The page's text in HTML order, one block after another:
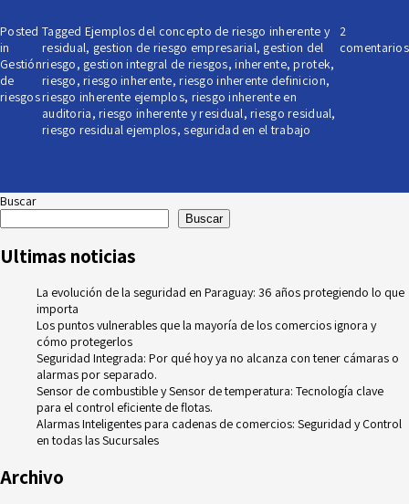
Posted
in
Gestión
de
riesgos
Tagged Ejemplos del concepto de riesgo inherente y
residual, gestion de riesgo empresarial, gestion del
riesgo, gestion integral de riesgos,inherente,protek,
riesgo,riesgo inherente,riesgo inherente definicion,
riesgo inherente ejemplos, riesgo inherente en
auditoria,riesgo inherente y residual,riesgo residual,
riesgo residual ejemplos,seguridad en el trabajo
2
comentarios
Buscar
Buscar
Ultimas noticias
La evolución de la seguridad en Paraguay: 36 años protegiendo lo que
importa
Los puntos vulnerables que la mayoría de los comercios ignora y
cómo protegerlos
Seguridad Integrada: Por qué hoy ya no alcanza con tener cámaras o
alarmas por separado.
Sensor de combustible y Sensor de temperatura: Tecnología clave
para el control eficiente de flotas.
Alarmas Inteligentes para cadenas de comercios: Seguridad y Control
en todas las Sucursales
Archivo